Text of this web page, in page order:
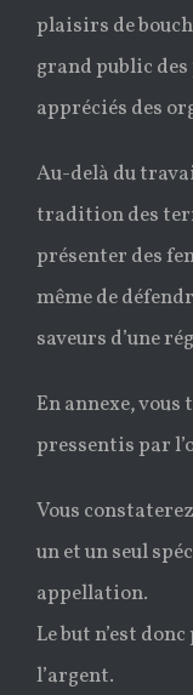
plaisirs de
grand public
appréciés des
Au-delà du
tradition des
présenter des
même de
saveurs d’une
En annexe,
pressentis par
Vous
un et un seul
appellation.
Le but n’est
l’argent.